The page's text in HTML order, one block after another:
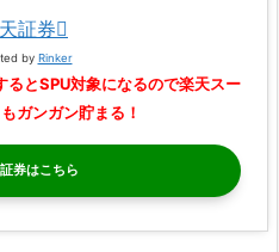
証券
by Rinker
るとSPU対象になるので楽天スー
ガンガン貯まる！
券